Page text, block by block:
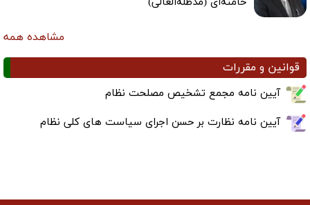
مشاهده همه
قوانین و مقررات
آیین نامه مجمع تشخیص مصلحت نظام
آیین نامه نظارت بر حسن اجرای سیاست های کلی نظام